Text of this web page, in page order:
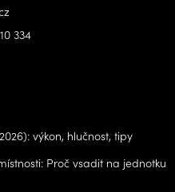
334
výkon, hlučnost, tipy
Proč vsadit na jednotku